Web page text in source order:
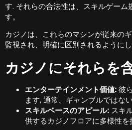
す. それらの合法性は、スキルゲーム
す。
カジノは、これらのマシンが従来の
監視され、明確に区別されるように
カジノにそれらを
エンターテインメント価値:彼
ます, 通常、ギャンブルではな
スキルベースのアピール: スキ
供するカジノフロアに多様性を